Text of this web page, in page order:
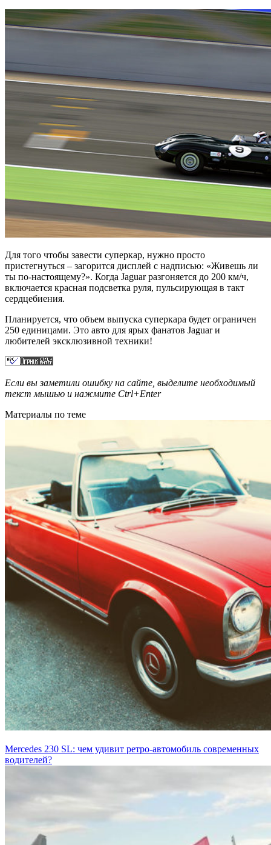
Для того чтобы завести суперкар, нужно просто
пристегнуться – загорится дисплей с надписью: «Живешь ли
ты по-настоящему?». Когда Jaguar разгоняется до 200 км/ч,
включается красная подсветка руля, пульсирующая в такт
сердцебиения.
Планируется, что объем выпуска суперкара будет ограничен
250 единицами. Это авто для ярых фанатов Jaguar и
любителей эксклюзивной техники!
Если вы заметили ошибку на сайте, выделите необходимый
текст мышью и нажмите Ctrl+Enter
Материалы по теме
Mercedes 230 SL: чем удивит ретро-автомобиль современных
водителей?